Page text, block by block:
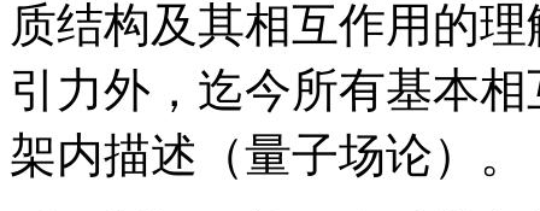
质结构及其相互作用的
引力外，迄今所有基本
架内描述（量子场论）。